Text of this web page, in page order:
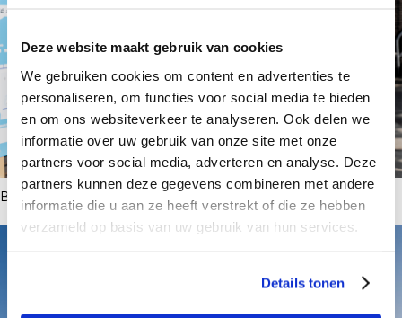
Deze website maakt gebruik van cookies
We gebruiken cookies om content en advertenties te
personaliseren, om functies voor social media te bieden
en om ons websiteverkeer te analyseren. Ook delen we
informatie over uw gebruik van onze site met onze
partners voor social media, adverteren en analyse. Deze
partners kunnen deze gegevens combineren met andere
informatie die u aan ze heeft verstrekt of die ze hebben
verzameld op basis van uw gebruik van hun services.
Details tonen
BRAND LIST + PLATTEGROND